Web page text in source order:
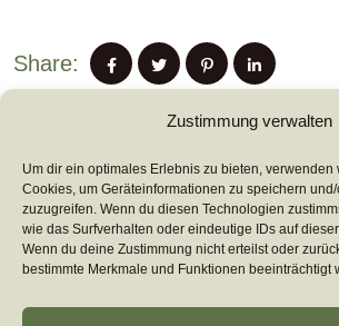
Zustimmung verwalten
Um dir ein optimales Erlebnis zu bieten, verwenden
Cookies, um Geräteinformationen zu speichern
zuzugreifen. Wenn du diesen Technologien
wie das Surfverhalten oder eindeutige IDs auf
Wenn du deine Zustimmung nicht erteilst oder
bestimmte Merkmale und Funktionen beeinträchtigt
Share:
PREVIUS POST
NEXT POST